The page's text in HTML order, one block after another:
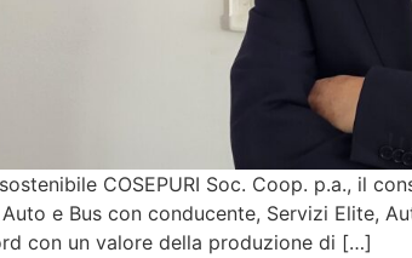
COSEPURI Soc. Coop. p.a., il
e Bus con conducente, Servizi Elite,
con un valore della produzione di […]